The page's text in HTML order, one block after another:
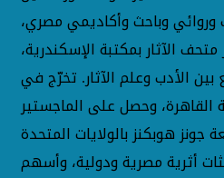
وروائي وباحث وأكاديمي مصري،
الآثار بمكتبة الإسكندرية،
الأدب وعلم الآثار. تخرّج في
القاهرة، وحصل على الماجستير
جونز هوبكنز بالولايات المتحدة
أثرية مصرية ودولية، وأسهم